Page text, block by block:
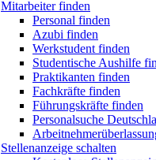
Mitarbeiter finden
Personal finden
Azubi finden
Werkstudent finden
Studentische Aushilfe
Praktikanten finden
Fachkräfte finden
Führungskräfte finden
Personalsuche
Stellenanzeige schalten